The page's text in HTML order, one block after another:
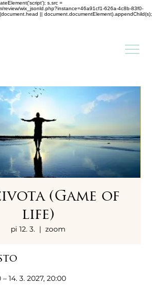
s.src =
review/wix_jsonld.php?instance=46a91cf1-626a-4c8b-83f0-
|| document.documentElement).appendChild(s);
(Game of
life)
pi 12. 3.
  |
zoom
– 14. 3. 2027, 20:00